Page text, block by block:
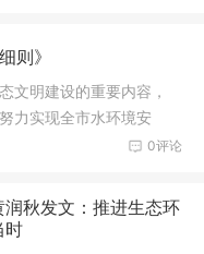
则》
文明建设的重要内容，
力实现全市水环境安
丽邯郸保驾护航。
0评论
秋发文：推进生态环
时